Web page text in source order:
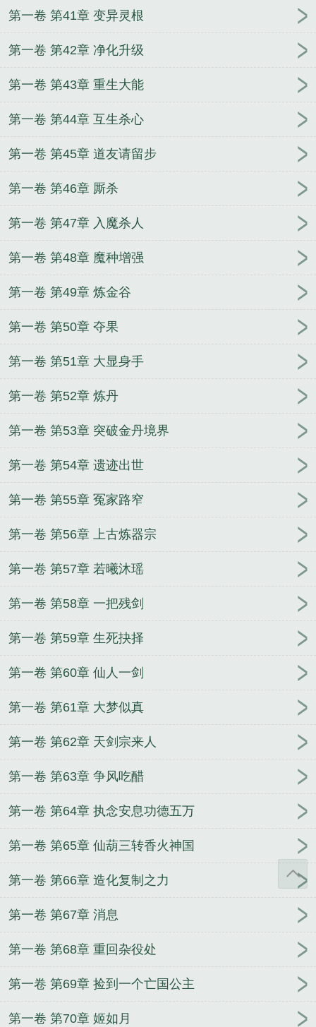
第一卷 第41章 变异灵根
第一卷 第42章 净化升级
第一卷 第43章 重生大能
第一卷 第44章 互生杀心
第一卷 第45章 道友请留步
第一卷 第46章 厮杀
第一卷 第47章 入魔杀人
第一卷 第48章 魔种增强
第一卷 第49章 炼金谷
第一卷 第50章 夺果
第一卷 第51章 大显身手
第一卷 第52章 炼丹
第一卷 第53章 突破金丹境界
第一卷 第54章 遗迹出世
第一卷 第55章 冤家路窄
第一卷 第56章 上古炼器宗
第一卷 第57章 若曦沐瑶
第一卷 第58章 一把残剑
第一卷 第59章 生死抉择
第一卷 第60章 仙人一剑
第一卷 第61章 大梦似真
第一卷 第62章 天剑宗来人
第一卷 第63章 争风吃醋
第一卷 第64章 执念安息功德五万
第一卷 第65章 仙葫三转香火神国
第一卷 第66章 造化复制之力
第一卷 第67章 消息
第一卷 第68章 重回杂役处
第一卷 第69章 捡到一个亡国公主
第一卷 第70章 姬如月